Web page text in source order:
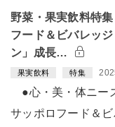
野菜・果実飲料特
フード＆ビバレッ
ン」成長…
果実飲料 特集
●心・美・体ニー
サッポロフード＆